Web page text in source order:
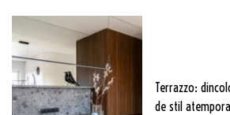
Terrazzo:
de stil